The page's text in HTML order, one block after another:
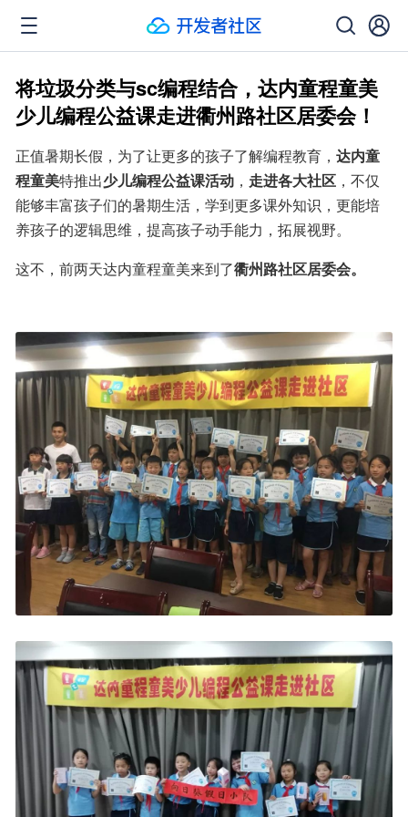
将垃圾分类与sc编程结合，达内童程童美
少儿编程公益课走进衢州路社区居委会！
正值暑期长假，为了让更多的孩子了解编程教育， 达内童
程童美特推出少儿编程公益课活动 ， 走进各大社区 ，不仅
能够丰富孩子们的暑期生活，学到更多课外知识，更能培
养孩子的逻辑思维，提高孩子动手能力，拓展视野。
这不，前两天达内童程童美来到了衢州路社区居委会。